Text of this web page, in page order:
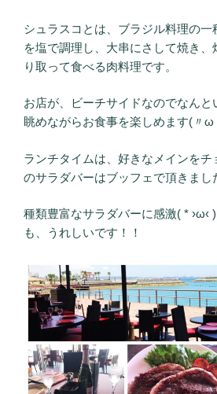
シュラスコとは、ブラジル料理の一
を塩で調理し、大串にさして焼き、
り取って食べる肉料理です。
お店が、ビーチサイドなのでなんと
眺めながらお食事を楽しめます(〃ω
ランチタイムは、好きなメインをチ
のサラダバーはブッフェで頂きまし
種類豊富なサラダバーに感激( * ›ω‹
も、うれしいです！！